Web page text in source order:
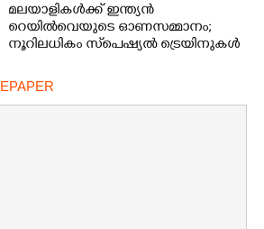
മലയാളികൾക്ക് ഇന്ത്യൻ
റെയിൽവെയുടെ ഓണസമ്മാനം;
നൂറിലധികം സ്‌പെഷ്യൽ ട്രെയിനുകൾ
EPAPER